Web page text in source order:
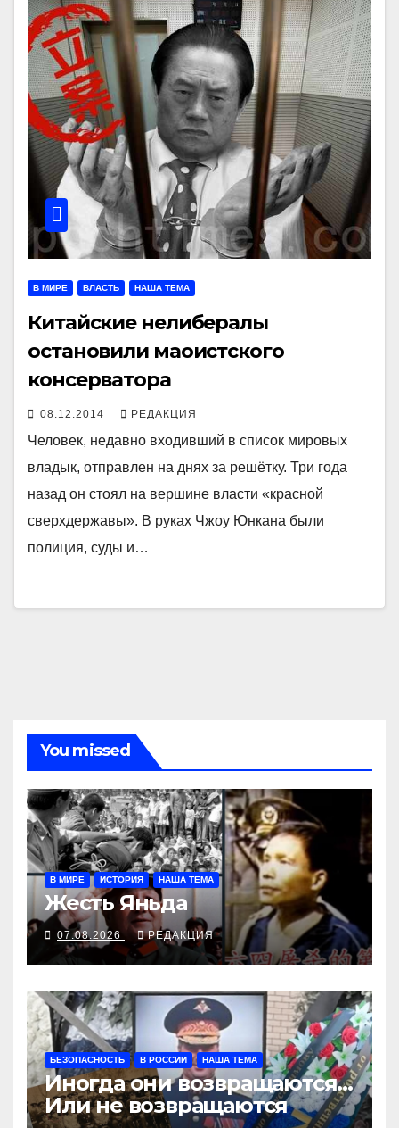
В МИРЕ ВЛАСТЬ НАША ТЕМА
Китайские нелибералы
остановили маоистского
консерватора
08.12.2014 РЕДАКЦИЯ
Человек, недавно входивший в список мировых
владык, отправлен на днях за решётку. Три года
назад он стоял на вершине власти «красной
сверхдержавы». В руках Чжоу Юнкана были
полиция, суды и…
You missed
В МИРЕ ИСТОРИЯ НАША ТЕМА
Жесть Яньда
07.08.2026 РЕДАКЦИЯ
БЕЗОПАСНОСТЬ В РОССИИ НАША ТЕМА
Иногда они возвращаются…
Или не возвращаются